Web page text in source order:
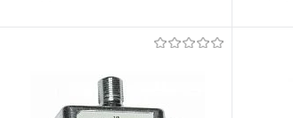
Купить в 1 клик